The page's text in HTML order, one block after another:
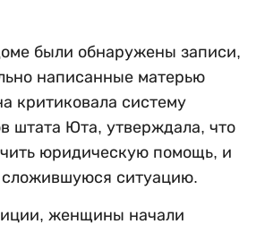
были обнаружены записи,
написанные матерью
критиковала систему
штата Юта, утверждала, что
юридическую помощь, и
сложившуюся ситуацию.
женщины начали